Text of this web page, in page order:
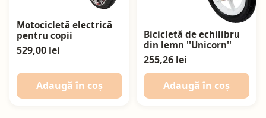
Motocicletă electrică
pentru copii
529,00 lei
Adaugă în coș
Bicicletă de echilibru
din lemn ''Unicorn''
255,26 lei
Adaugă în coș